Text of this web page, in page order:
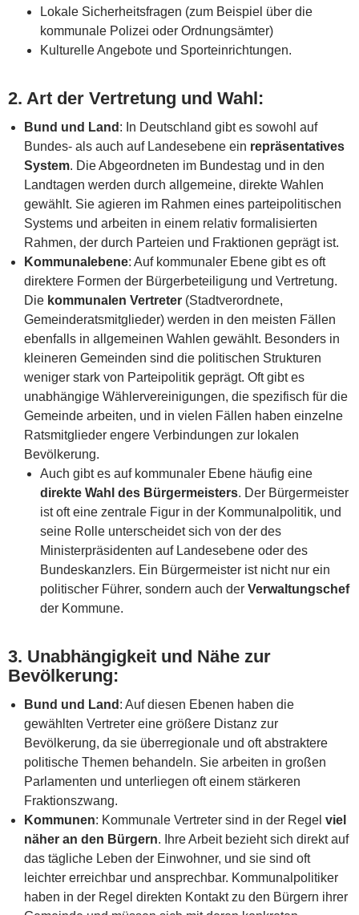
Lokale Sicherheitsfragen (zum Beispiel über die
kommunale Polizei oder Ordnungsämter)
Kulturelle Angebote und Sporteinrichtungen.
2. Art der Vertretung und Wahl:
Bund und Land : In Deutschland gibt es sowohl auf
Bundes- als auch auf Landesebene ein repräsentatives
System. Die Abgeordneten im Bundestag und in den
Landtagen werden durch allgemeine, direkte Wahlen
gewählt. Sie agieren im Rahmen eines parteipolitischen
Systems und arbeiten in einem relativ formalisierten
Rahmen, der durch Parteien und Fraktionen geprägt ist.
Kommunalebene: Auf kommunaler Ebene gibt es oft
direktere Formen der Bürgerbeteiligung und Vertretung.
Die kommunalen Vertreter (Stadtverordnete,
Gemeinderatsmitglieder) werden in den meisten Fällen
ebenfalls in allgemeinen Wahlen gewählt. Besonders in
kleineren Gemeinden sind die politischen Strukturen
weniger stark von Parteipolitik geprägt. Oft gibt es
unabhängige Wählervereinigungen, die spezifisch für die
Gemeinde arbeiten, und in vielen Fällen haben einzelne
Ratsmitglieder engere Verbindungen zur lokalen
Bevölkerung.
Auch gibt es auf kommunaler Ebene häufig eine
direkte Wahl des Bürgermeisters. Der Bürgermeister
ist oft eine zentrale Figur in der Kommunalpolitik, und
seine Rolle unterscheidet sich von der des
Ministerpräsidenten auf Landesebene oder des
Bundeskanzlers. Ein Bürgermeister ist nicht nur ein
politischer Führer, sondern auch der Verwaltungschef
der Kommune.
3. Unabhängigkeit und Nähe zur
Bevölkerung:
Bund und Land : Auf diesen Ebenen haben die
gewählten Vertreter eine größere Distanz zur
Bevölkerung, da sie überregionale und oft abstraktere
politische Themen behandeln. Sie arbeiten in großen
Parlamenten und unterliegen oft einem stärkeren
Fraktionszwang.
Kommunen: Kommunale Vertreter sind in der Regel viel
näher an den Bürgern. Ihre Arbeit bezieht sich direkt auf
das tägliche Leben der Einwohner, und sie sind oft
leichter erreichbar und ansprechbar. Kommunalpolitiker
haben in der Regel direkten Kontakt zu den Bürgern ihrer